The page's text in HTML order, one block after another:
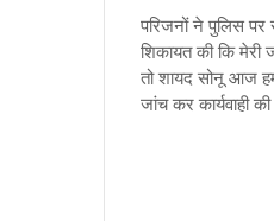
परिजनों ने पुलिस पर
शिकायत की कि मेरी
तो शायद सोनू आज
जांच कर कार्यवाही